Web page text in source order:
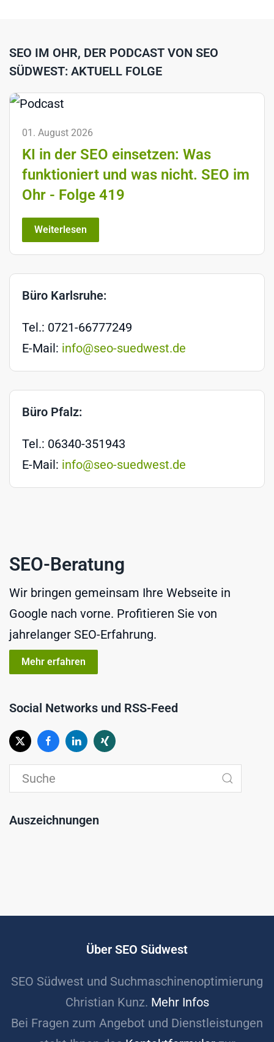
SEO IM OHR, DER PODCAST VON SEO
SÜDWEST: AKTUELL FOLGE
01. August 2026
KI in der SEO einsetzen: Was
funktioniert und was nicht. SEO im
Ohr - Folge 419
Weiterlesen
Büro Karlsruhe:
Tel.: 0721-66777249
E-Mail: info@seo-suedwest.de
Büro Pfalz:
Tel.: 06340-351943
E-Mail: info@seo-suedwest.de
SEO-Beratung
Wir bringen gemeinsam Ihre Webseite in
Google nach vorne. Profitieren Sie von
jahrelanger SEO-Erfahrung.
Mehr erfahren
Social Networks und RSS-Feed
Auszeichnungen
Über SEO Südwest
SEO Südwest und Suchmaschinenoptimierung
Christian Kunz. Mehr Infos
Bei Fragen zum Angebot und Dienstleistungen